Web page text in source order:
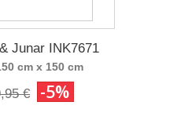
Junar INK7671
cm x 150 cm
€ -5%